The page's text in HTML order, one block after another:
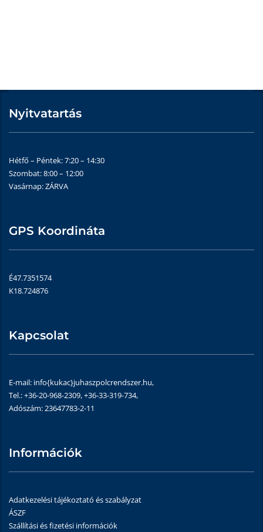
Nyitvatartás
Hétfő – Péntek: 7:20 – 14:30
Szombat: 8:00 – 12:00
Vasárnap: ZÁRVA
GPS Koordináta
É47.7351574
K18.724876
Kapcsolat
E-mail: info{kukac}juhaszpolcrendszer.hu,
Tel.: +36-20-968-2309, +36-33-319-734,
Adószám: 23647783-2-11
Információk
Adatkezelési tájékoztató és szabályzat
ÁSZF
Szállítási és fizetési információk